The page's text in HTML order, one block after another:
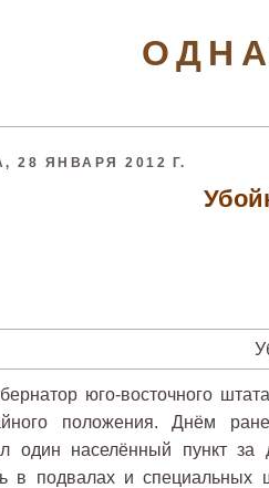
28 ЯНВАРЯ 2012 Г.
юго-восточного
положения. Днём
один населённый пункт за
в подвалах и